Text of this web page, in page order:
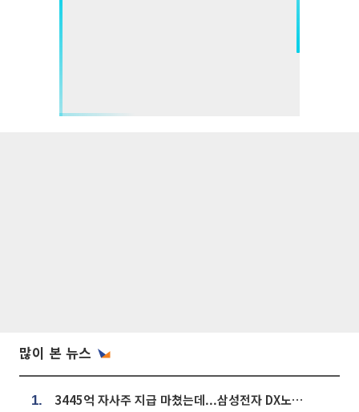
많이 본 뉴스
1. 3445억 자사주 지급 마쳤는데...삼성전자 DX노조, 뒤늦은 '떼쓰기 집회'